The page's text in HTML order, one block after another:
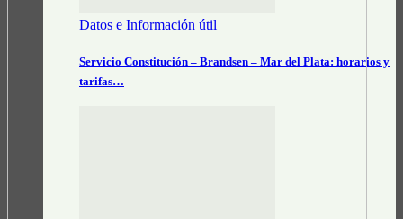
Datos e Información útil
Servicio Constitución – Brandsen – Mar del Plata: horarios y
tarifas…